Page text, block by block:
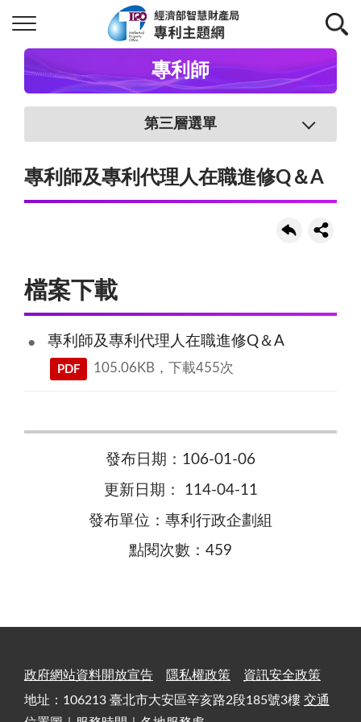
專利師
第三層選單
專利師及專利代理人在職進修Q＆A
檔案下載
專利師及專利代理人在職進修Q＆A
PDF 105.06KB，下載455次
發布日期：106-01-06
更新日期： 114-04-11
發布單位：專利行政企劃組
點閱次數：459
政府網站資料開放宣告 隱私權政策
資訊安全政策
地址：106213 臺北市大安區辛亥路2段185號3樓 交通